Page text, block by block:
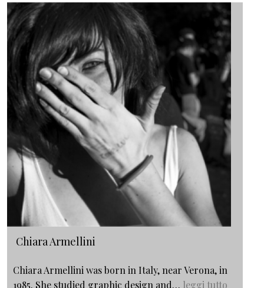
Chiara Armellini
Chiara Armellini was born in Italy, near Verona, in
1985. She studied graphic design and… leggi tutto